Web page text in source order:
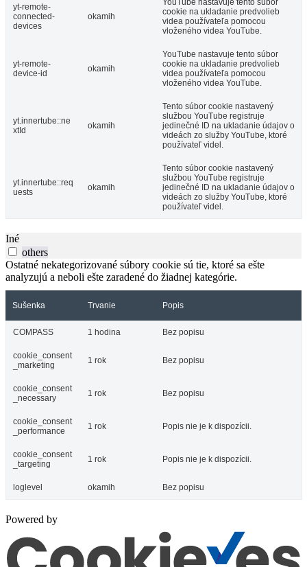
yt-remote-
connected-
devices
okamih
YouTube nastavuje tento súbor
cookie na ukladanie predvolieb
videa používateľa pomocou
vloženého videa YouTube.
yt-remote-
device-id
okamih
YouTube nastavuje tento súbor
cookie na ukladanie predvolieb
videa používateľa pomocou
vloženého videa YouTube.
yt.innertube::ne
xtId
okamih
Tento súbor cookie nastavený
službou YouTube registruje
jedinečné ID na ukladanie údajov o
videách zo služby YouTube, ktoré
používateľ videl.
yt.innertube::req
uests
okamih
Tento súbor cookie nastavený
službou YouTube registruje
jedinečné ID na ukladanie údajov o
videách zo služby YouTube, ktoré
používateľ videl.
Iné
others
Ostatné nekategorizované súbory cookie sú tie, ktoré sa ešte
analyzujú a neboli ešte zaradené do žiadnej kategórie.
Sušenka Trvanie Popis
COMPASS 1 hodina Bez popisu
cookie_consent
_marketing
1 rok Bez popisu
cookie_consent
_necessary
1 rok Bez popisu
cookie_consent
_performance
1 rok Popis nie je k dispozícii.
cookie_consent
_targeting
1 rok Popis nie je k dispozícii.
loglevel okamih Bez popisu
Powered by